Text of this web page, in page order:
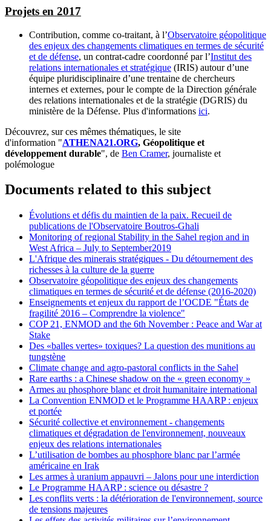
Projets en 2017
Contribution, comme co-traitant, à l’Observatoire géopolitique
des enjeux des changements climatiques en termes de sécurité
et de défense, un contrat-cadre coordonné par l’Institut des
relations internationales et stratégique (IRIS) autour d’une
équipe pluridisciplinaire d’une trentaine de chercheurs
internes et externes, pour le compte de la Direction générale
des relations internationales et de la stratégie (DGRIS) du
ministère de la Défense. Plus d'informations ici.
Découvrez, sur ces mêmes thématiques, le site
d'information "ATHENA21.ORG, Géopolitique et
développement durable", de Ben Cramer, journaliste et
polémologue
Documents related to this subject
Évolutions et défis du maintien de la paix. Recueil de
publications de l'Observatoire Boutros-Ghali
Monitoring of regional Stability in the Sahel region and in
West Africa – July to September2019
L'Afrique des minerais stratégiques - Du détournement des
richesses à la culture de la guerre
Observatoire géopolitique des enjeux des changements
climatiques en termes de sécurité et de défense (2016-2020)
Enseignements et enjeux du rapport de l’OCDE "États de
fragilité 2016 – Comprendre la violence"
COP 21, ENMOD and the 6th November : Peace and War at
Stake
Des «balles vertes» toxiques? La question des munitions au
tungstène
Climate change and agro-pastoral conflicts in the Sahel
Rare earths : a Chinese shadow on the « green economy »
Armes au phosphore blanc et droit humanitaire international
La Convention ENMOD et le Programme HAARP : enjeux
et portée
Sécurité collective et environnement - changements
climatiques et dégradation de l'environnement, nouveaux
enjeux des relations internationales
L’utilisation de bombes au phosphore blanc par l’armée
américaine en Irak
Les armes à uranium appauvri – Jalons pour une interdiction
Le Programme HAARP : science ou désastre ?
Les conflits verts : la détérioration de l'environnement, source
de tensions majeures